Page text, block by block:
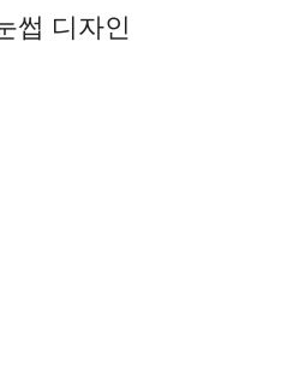
썹 디자인